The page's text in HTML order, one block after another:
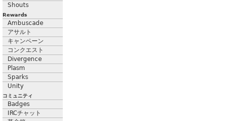
Shouts
Rewards
Ambuscade
アサルト
キャンペーン
コンクエスト
Divergence
Plasm
Sparks
Unity
コミュニティ
Badges
IRCチャット